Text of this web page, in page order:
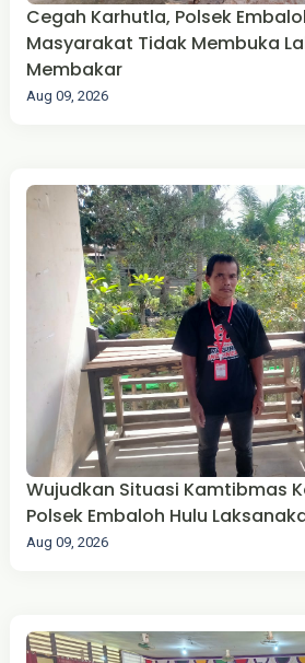
Cegah Karhutla, Polsek
Masyarakat Tidak Membuka
Membakar
Aug 09, 2026
Wujudkan Situasi Kamtibmas
Polsek Embaloh Hulu
Aug 09, 2026